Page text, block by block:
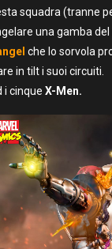
squadra (tranne
una gamba del
che lo sorvola
in tilt i suoi circuiti.
i cinque X-Men.